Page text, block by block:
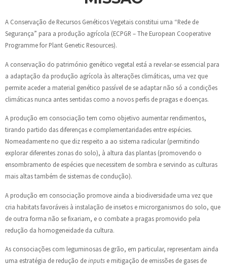
A Conservação de Recursos Genéticos Vegetais constitui uma “Rede de
Segurança” para a produção agrícola (ECPGR – The European Cooperative
Programme for Plant Genetic Resources).
A conservação do património genético vegetal está a revelar-se essencial para
a adaptação da produção agrícola às alterações climáticas, uma vez que
permite aceder a material genético passível de se adaptar não só a condições
climáticas nunca antes sentidas como a novos perfis de pragas e doenças.
A produção em consociação tem como objetivo aumentar rendimentos,
tirando partido das diferenças e complementaridades entre espécies.
Nomeadamente no que diz respeito a ao sistema radicular (permitindo
explorar diferentes zonas do solo), à altura das plantas (promovendo o
ensombramento de espécies que necessitem de sombra e servindo as culturas
mais altas também de sistemas de condução).
A produção em consociação promove ainda a biodiversidade uma vez que
cria habitats favoráveis à instalação de insetos e microrganismos do solo, que
de outra forma não se fixariam, e o combate a pragas promovido pela
redução da homogeneidade da cultura.
As consociações com leguminosas de grão, em particular, representam ainda
uma estratégia de redução deinputs e mitigação de emissões de gases de